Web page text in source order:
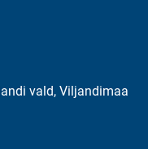
vald, Viljandimaa